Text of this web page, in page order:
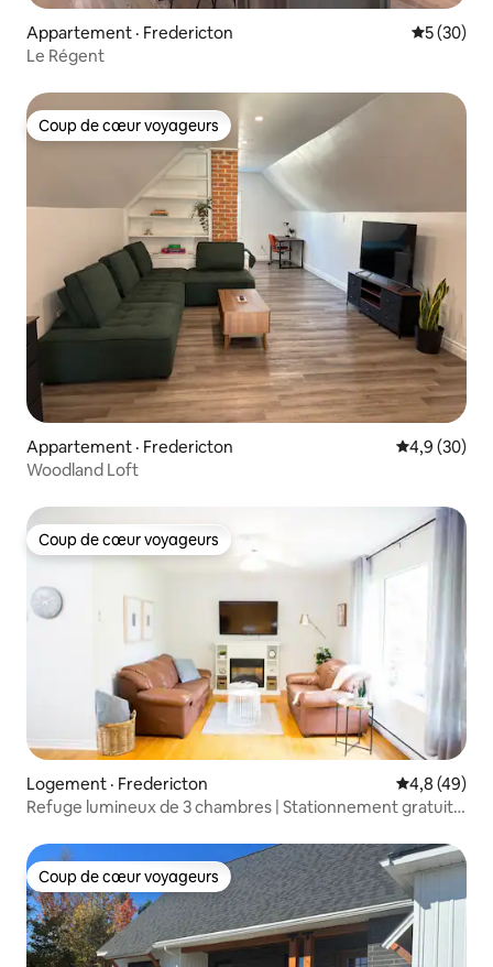
Appartement · Fredericton Note
5 (30)
Le Régent
Coup de cœur voyageurs
Coup de cœur voyageurs
Appartement · Fredericton Note
4,9 (30)
Woodland Loft
Coup de cœur voyageurs
Coup de cœur voyageurs
Logement · Fredericton Note
4,8 (49)
Refuge lumineux de 3 chambres | Stationnement gratuit
Coup de cœur voyageurs
Coup de cœur voyageurs